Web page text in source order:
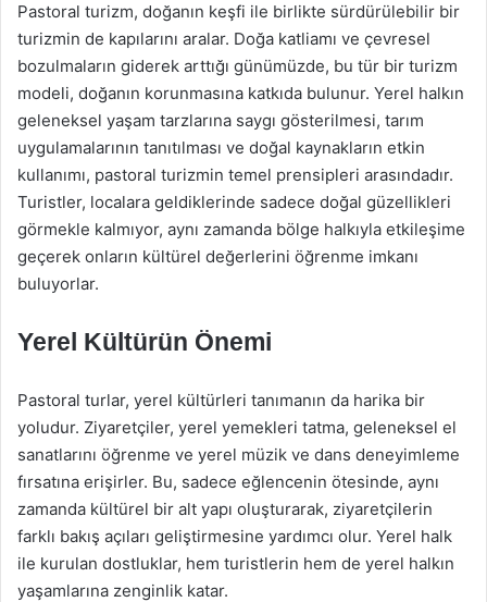
Pastoral turizm, doğanın keşfi ile birlikte sürdürülebilir bir
turizmin de kapılarını aralar. Doğa katliamı ve çevresel
bozulmaların giderek arttığı günümüzde, bu tür bir turizm
modeli, doğanın korunmasına katkıda bulunur. Yerel halkın
geleneksel yaşam tarzlarına saygı gösterilmesi, tarım
uygulamalarının tanıtılması ve doğal kaynakların etkin
kullanımı, pastoral turizmin temel prensipleri arasındadır.
Turistler, localara geldiklerinde sadece doğal güzellikleri
görmekle kalmıyor, aynı zamanda bölge halkıyla etkileşime
geçerek onların kültürel değerlerini öğrenme imkanı
buluyorlar.
Yerel Kültürün Önemi
Pastoral turlar, yerel kültürleri tanımanın da harika bir
yoludur. Ziyaretçiler, yerel yemekleri tatma, geleneksel el
sanatlarını öğrenme ve yerel müzik ve dans deneyimleme
fırsatına erişirler. Bu, sadece eğlencenin ötesinde, aynı
zamanda kültürel bir alt yapı oluşturarak, ziyaretçilerin
farklı bakış açıları geliştirmesine yardımcı olur. Yerel halk
ile kurulan dostluklar, hem turistlerin hem de yerel halkın
yaşamlarına zenginlik katar.